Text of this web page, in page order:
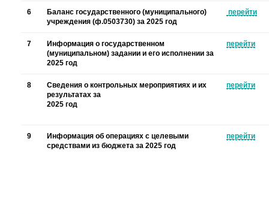
6
Баланс государственного (муниципального)
учреждения (ф.0503730) за 2025 год
перейти
7
Информация о государственном
(муниципальном) задании и его исполнении за
2025 год
перейти
8
Сведения о контрольных мероприятиях и их
результатах за
2025 год
перейти
9
Информация об операциях с целевыми
средствами из бюджета за 2025 год
перейти